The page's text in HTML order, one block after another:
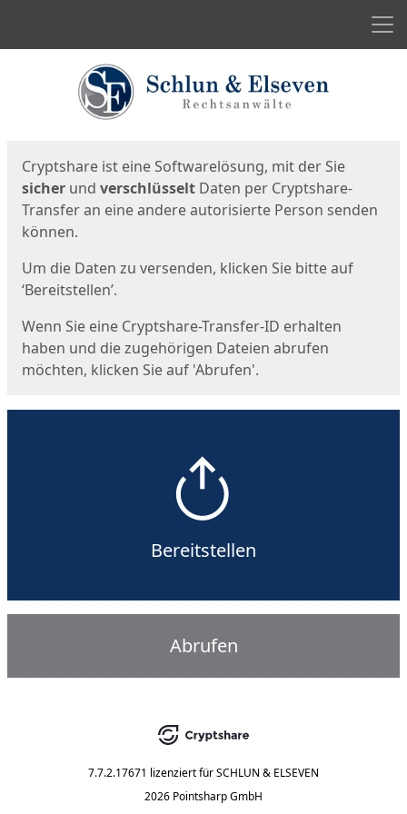
Cryptshare ist eine Softwarelösung, mit der Sie
sicher und verschlüsselt Daten per Cryptshare-
Transfer an eine andere autorisierte Person senden
können.
Um die Daten zu versenden, klicken Sie bitte auf
‘Bereitstellen’.
Wenn Sie eine Cryptshare-Transfer-ID erhalten
haben und die zugehörigen Dateien abrufen
möchten, klicken Sie auf 'Abrufen'.
Bereitstellen
Abrufen
7.7.2.17671 lizenziert fürSCHLUN & ELSEVEN
2026 Pointsharp GmbH